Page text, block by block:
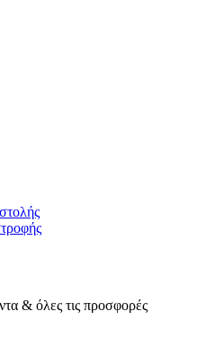
& όλες τις προσφορές